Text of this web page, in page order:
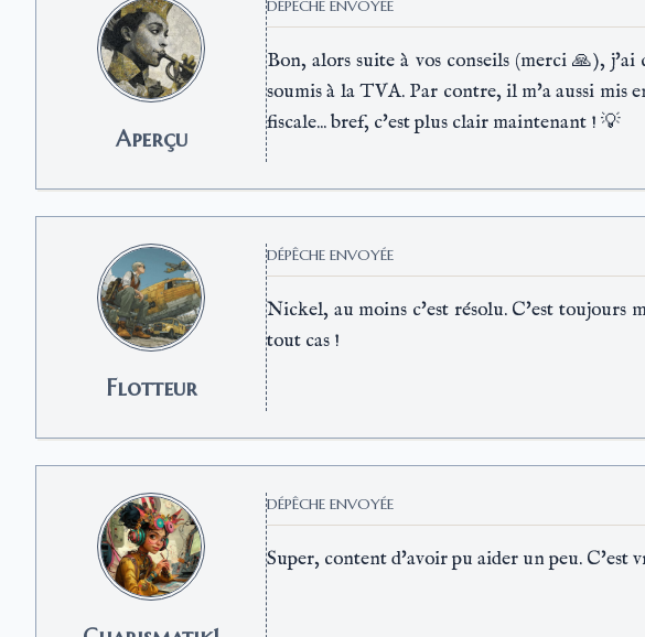
Aperçu
DÉPÊCHE ENVOYÉE
Bon, alors suite à vos conseils (merci 🙏),
soumis à la TVA. Par contre, il m'a aussi mis
fiscale... bref, c'est plus clair maintenant ! 💡
Flotteur
DÉPÊCHE ENVOYÉE
Nickel, au moins c'est résolu. C'est toujours
tout cas !
DÉPÊCHE ENVOYÉE
Super, content d'avoir pu aider un peu. C'est